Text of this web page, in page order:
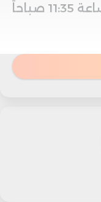
تتراوح بين 0.9% و3.9% في الساعة 11:35 صباحاً
عانت
في
القرن